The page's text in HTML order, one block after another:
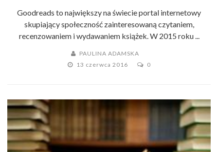
Goodreads to największy na świecie portal internetowy
skupiający społeczność zainteresowaną czytaniem,
recenzowaniem i wydawaniem książek. W 2015 roku ...
PAULINA ADAMSKA
13 czerwca 2016
0